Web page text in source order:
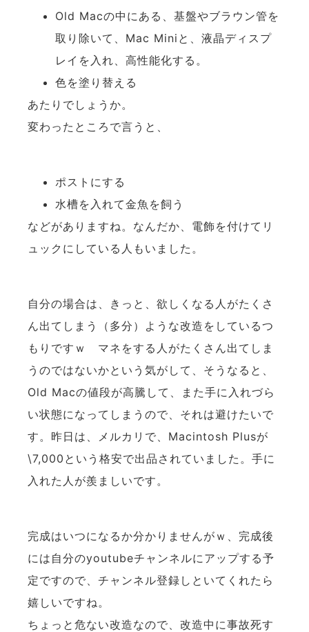
Old Macの中にある、基盤やブラウン管を
取り除いて、Mac Miniと、液晶ディスプ
レイを入れ、高性能化する。
色を塗り替える
あたりでしょうか。
変わったところで言うと、
ポストにする
水槽を入れて金魚を飼う
などがありますね。なんだか、電飾を付けてリ
ュックにしている人もいました。
自分の場合は、きっと、欲しくなる人がたくさ
ん出てしまう（多分）ような改造をしているつ
もりですｗ マネをする人がたくさん出てしま
うのではないかという気がして、そうなると、
Old Macの値段が高騰して、また手に入れづら
い状態になってしまうので、それは避けたいで
す。昨日は、メルカリで、Macintosh Plusが
\7,000という格安で出品されていました。手に
入れた人が羨ましいです。
完成はいつになるか分かりませんがｗ、完成後
には自分のyoutubeチャンネルにアップする予
定ですので、チャンネル登録しといてくれたら
嬉しいですね。
ちょっと危ない改造なので、改造中に事故死す